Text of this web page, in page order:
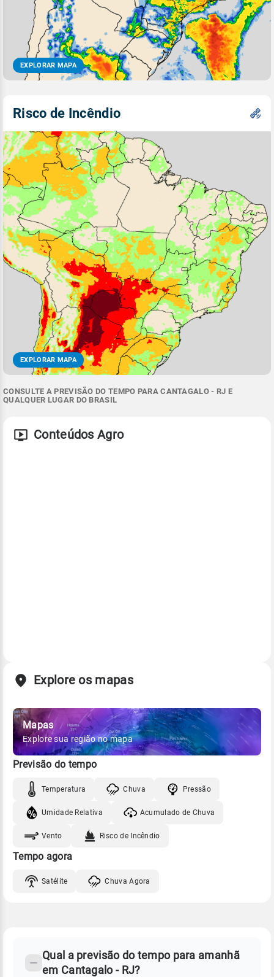
EXPLORAR MAPA
Risco de Incêndio
EXPLORAR MAPA
CONSULTE A PREVISÃO DO TEMPO PARA CANTAGALO - RJ E
QUALQUER LUGAR DO BRASIL
Conteúdos Agro
Explore os mapas
Mapas
Explore sua região no mapa
Previsão do tempo
Temperatura Chuva Pressão
Umidade Relativa Acumulado de Chuva
Vento Risco de Incêndio
Tempo agora
Satélite Chuva Agora
Qual a previsão do tempo para amanhã
em Cantagalo - RJ?